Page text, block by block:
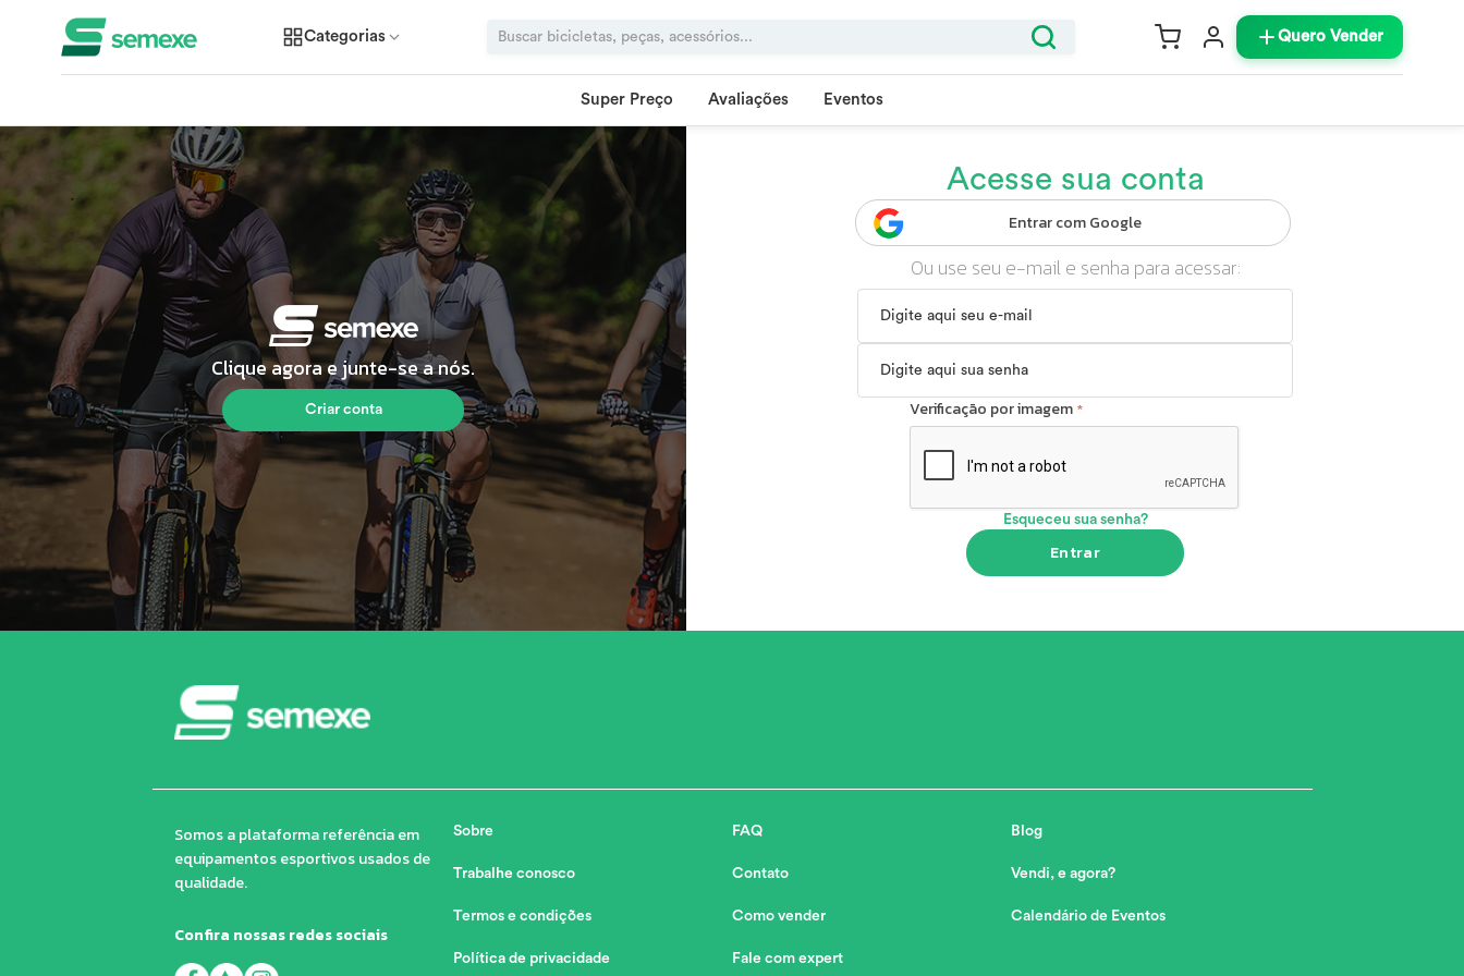
Categorias Quero Vender
Super Preço Avaliações Eventos
Clique agora e junte-se a nós.
Criar conta
Acesse sua conta
Entrar com Google
Ou use seu e-mail e senha para acessar:
Verificação por imagem
Esqueceu sua senha?
Entrar
Somos a plataforma referência em
equipamentos esportivos usados de
qualidade.
Confira nossas redes sociais
Sobre
Trabalhe conosco
Termos e condições
Política de privacidade
FAQ
Contato
Como vender
Fale com expert
Blog
Vendi, e agora?
Calendário de Eventos